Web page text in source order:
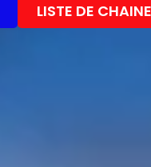
LISTE DE